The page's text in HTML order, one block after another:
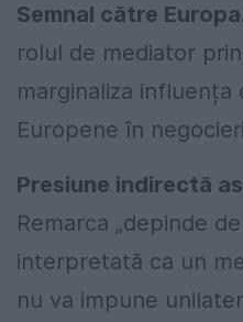
Semnal către
rolul de mediator
marginaliza influența
Europene în
Presiune indirectă
Remarca „depinde
interpretată ca un
nu va impune